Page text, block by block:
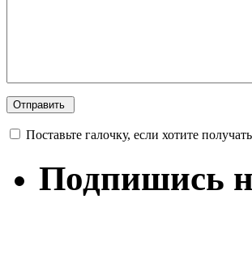
Поставьте галочку, если хотите
Подпишись